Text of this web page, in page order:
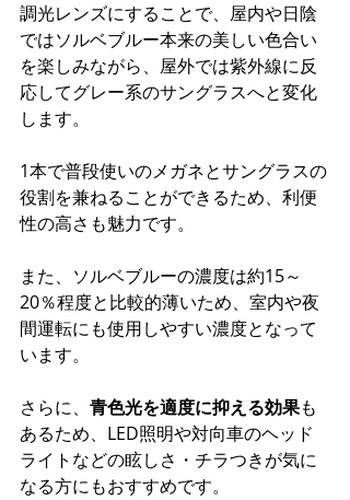
調光レンズにすることで、屋内や日陰
ではソルベブルー本来の美しい色合い
を楽しみながら、屋外では紫外線に反
応してグレー系のサングラスへと変化
します。
1本で普段使いのメガネとサングラスの
役割を兼ねることができるため、利便
性の高さも魅力です。
また、ソルベブルーの濃度は約15～
20％程度と比較的薄いため、室内や夜
間運転にも使用しやすい濃度となって
います。
さらに、 青色光を適度に抑える効果も
あるため、LED照明や対向車のヘッド
ライトなどの眩しさ・チラつきが気に
なる方にもおすすめです。